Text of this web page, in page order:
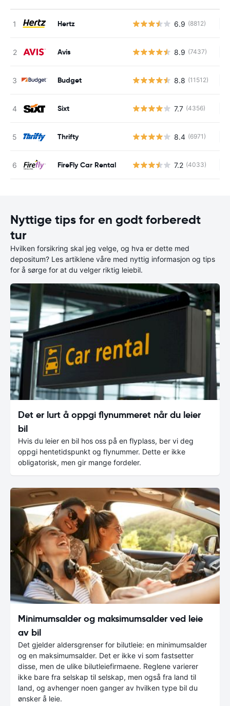
Hertz 6.9 (8812)
Avis 8.9 (7437)
Budget 8.8 (11512)
Sixt 7.7 (4356)
Thrifty 8.4 (6971)
FireFly Car Rental 7.2 (4033)
Nyttige tips for en godt forberedt
tur
Hvilken forsikring skal jeg velge, og hva er dette med
depositum? Les artiklene våre med nyttig informasjon og tips
for å sørge for at du velger riktig leiebil.
Det er lurt å oppgi flynummeret når du leier
bil
Hvis du leier en bil hos oss på en flyplass, ber vi deg
oppgi hentetidspunkt og flynummer. Dette er ikke
obligatorisk, men gir mange fordeler.
Minimumsalder og maksimumsalder ved leie
av bil
Det gjelder aldersgrenser for bilutleie: en minimumsalder
og en maksimumsalder. Det er ikke vi som fastsetter
disse, men de ulike bilutleiefirmaene. Reglene varierer
ikke bare fra selskap til selskap, men også fra land til
land, og avhenger noen ganger av hvilken type bil du
ønsker å leie.